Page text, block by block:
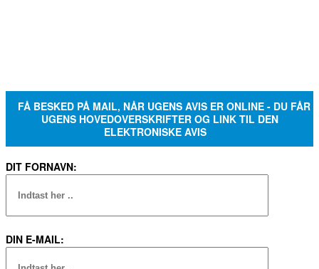
FÅ BESKED PÅ MAIL, NÅR UGENS AVIS ER ONLINE - DU FÅR
UGENS HOVEDOVERSKRIFTER OG LINK TIL DEN
ELEKTRONISKE AVIS
DIT FORNAVN:
DIN E-MAIL: